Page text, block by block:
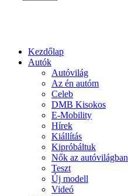
Kezdőlap
Autók
Autóvilág
Az én autóm
Celeb
DMB Kisokos
E-Mobility
Hírek
Kiállítás
Kipróbáltuk
Nők az autóvilágban
Teszt
Új modell
Videó